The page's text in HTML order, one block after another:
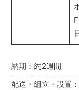
納期：約2週間
配送・組立・設置